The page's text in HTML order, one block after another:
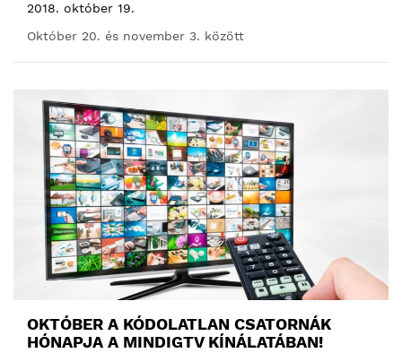
2018. október 19.
Október 20. és november 3. között
OKTÓBER A KÓDOLATLAN CSATORNÁK
HÓNAPJA A MINDIGTV KÍNÁLATÁBAN!